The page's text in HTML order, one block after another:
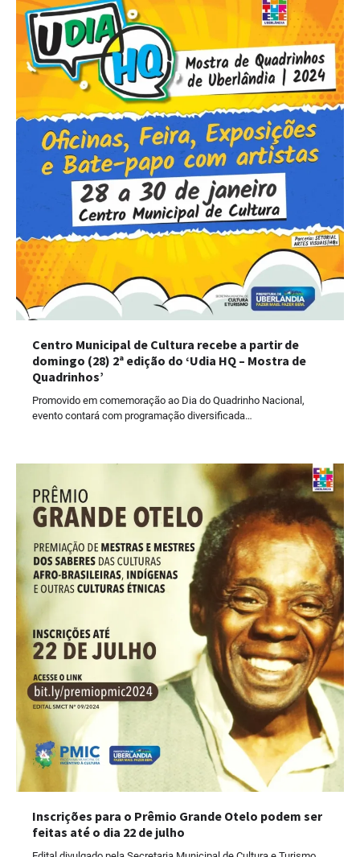
Centro Municipal de Cultura recebe a partir de
domingo (28) 2ª edição do ‘Udia HQ – Mostra de
Quadrinhos’
Promovido em comemoração ao Dia do Quadrinho Nacional,
evento contará com programação diversificada…
Inscrições para o Prêmio Grande Otelo podem ser
feitas até o dia 22 de julho